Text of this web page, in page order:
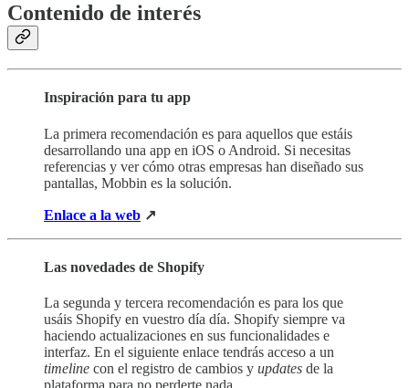
Contenido de interés
Inspiración para tu app
La primera recomendación es para aquellos que estáis
desarrollando una app en iOS o Android. Si necesitas
referencias y ver cómo otras empresas han diseñado sus
pantallas, Mobbin es la solución.
Enlace a la web ↗
Las novedades de Shopify
La segunda y tercera recomendación es para los que
usáis Shopify en vuestro día día. Shopify siempre va
haciendo actualizaciones en sus funcionalidades e
interfaz. En el siguiente enlace tendrás acceso a un
timeline con el registro de cambios y updates de la